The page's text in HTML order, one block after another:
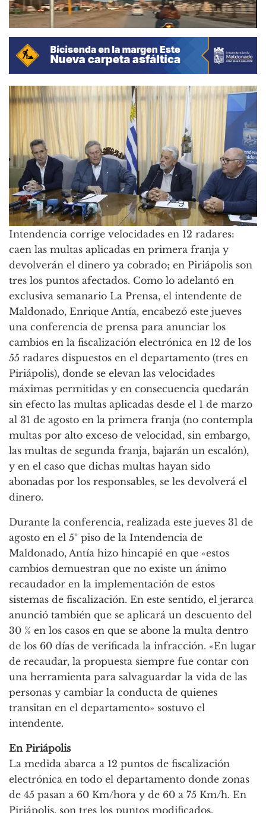
Intendencia corrige velocidades en 12 radares:
caen las multas aplicadas en primera franja y
devolverán el dinero ya cobrado; en Piriápolis son
tres los puntos afectados. Como lo adelantó en
exclusiva semanario La Prensa, el intendente de
Maldonado, Enrique Antía, encabezó este jueves
una conferencia de prensa para anunciar los
cambios en la fiscalización electrónica en 12 de los
55 radares dispuestos en el departamento (tres en
Piriápolis), donde se elevan las velocidades
máximas permitidas y en consecuencia quedarán
sin efecto las multas aplicadas desde el 1 de marzo
al 31 de agosto en la primera franja (no contempla
multas por alto exceso de velocidad, sin embargo,
las multas de segunda franja, bajarán un escalón),
y en el caso que dichas multas hayan sido
abonadas por los responsables, se les devolverá el
dinero.
Durante la conferencia, realizada este jueves 31 de
agosto en el 5º piso de la Intendencia de
Maldonado, Antía hizo hincapié en que «estos
cambios demuestran que no existe un ánimo
recaudador en la implementación de estos
sistemas de fiscalización. En este sentido, el jerarca
anunció también que se aplicará un descuento del
30 % en los casos en que se abone la multa dentro
de los 60 días de verificada la infracción. «En lugar
de recaudar, la propuesta siempre fue contar con
una herramienta para salvaguardar la vida de las
personas y cambiar la conducta de quienes
transitan en el departamento» sostuvo el
intendente.
En Piriápolis
La medida abarca a 12 puntos de fiscalización
electrónica en todo el departamento donde zonas
de 45 pasan a 60 Km/hora y de 60 a 75 Km/h. En
Piriápolis, son tres los puntos modificados,